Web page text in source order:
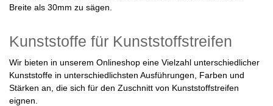
Breite als 30mm zu sägen.
Kunststoffe für Kunststoffstreifen
Wir bieten in unserem Onlineshop eine Vielzahl unterschiedlicher
Kunststoffe in unterschiedlichsten Ausführungen, Farben und
Stärken an, die sich für den Zuschnitt von Kunststoffstreifen
eignen.